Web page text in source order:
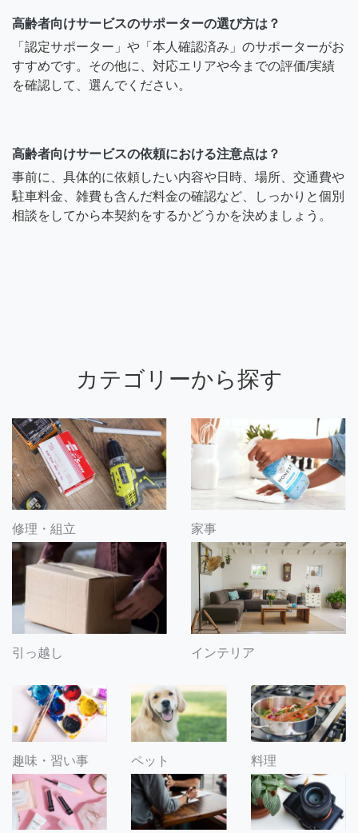
高齢者向けサービスのサポーターの選び方は？
「認定サポーター」や「本人確認済み」のサポーターがお
すすめです。その他に、対応エリアや今までの評価/実績
を確認して、選んでください。
高齢者向けサービスの依頼における注意点は？
事前に、具体的に依頼したい内容や日時、場所、交通費や
駐車料金、雑費も含んだ料金の確認など、しっかりと個別
相談をしてから本契約をするかどうかを決めましょう。
カテゴリーから探す
修理・組立 家事
引っ越し インテリア
趣味・習い事 ペット 料理